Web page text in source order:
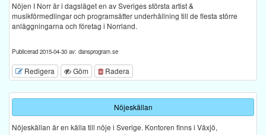
Nöjen I Norr är i dagsläget en av Sveriges största artist &
musikförmedlingar och programsätter underhållning till de flesta större
anläggningarna och företag i Norrland.
Publicerad 2015-04-30 av: dansprogram.se
Redigera Göm Radera
Nöjeskällan
Nöjeskällan är en källa till nöje i Sverige. Kontoren finns i Växjö,